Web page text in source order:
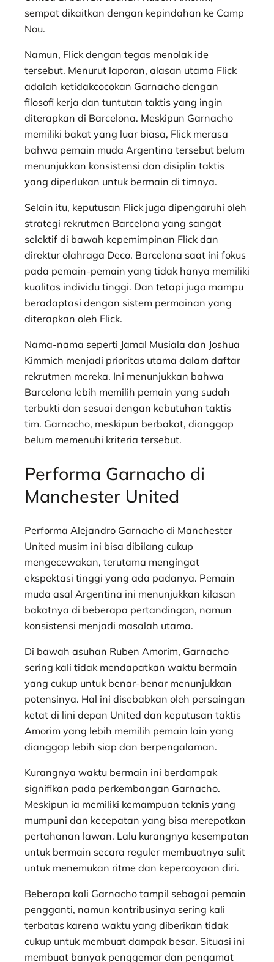
sempat dikaitkan dengan kepindahan ke Camp
Nou.
Namun, Flick dengan tegas menolak ide
tersebut. Menurut laporan, alasan utama Flick
adalah ketidakcocokan Garnacho dengan
filosofi kerja dan tuntutan taktis yang ingin
diterapkan di Barcelona. Meskipun Garnacho
memiliki bakat yang luar biasa, Flick merasa
bahwa pemain muda Argentina tersebut belum
menunjukkan konsistensi dan disiplin taktis
yang diperlukan untuk bermain di timnya.
Selain itu, keputusan Flick juga dipengaruhi oleh
strategi rekrutmen Barcelona yang sangat
selektif di bawah kepemimpinan Flick dan
direktur olahraga Deco. Barcelona saat ini fokus
pada pemain-pemain yang tidak hanya memiliki
kualitas individu tinggi. Dan tetapi juga mampu
beradaptasi dengan sistem permainan yang
diterapkan oleh Flick.
Nama-nama seperti Jamal Musiala dan Joshua
Kimmich menjadi prioritas utama dalam daftar
rekrutmen mereka. Ini menunjukkan bahwa
Barcelona lebih memilih pemain yang sudah
terbukti dan sesuai dengan kebutuhan taktis
tim. Garnacho, meskipun berbakat, dianggap
belum memenuhi kriteria tersebut.
Performa Garnacho di
Manchester United
Performa Alejandro Garnacho di Manchester
United musim ini bisa dibilang cukup
mengecewakan, terutama mengingat
ekspektasi tinggi yang ada padanya. Pemain
muda asal Argentina ini menunjukkan kilasan
bakatnya di beberapa pertandingan, namun
konsistensi menjadi masalah utama.
Di bawah asuhan Ruben Amorim, Garnacho
sering kali tidak mendapatkan waktu bermain
yang cukup untuk benar-benar menunjukkan
potensinya. Hal ini disebabkan oleh persaingan
ketat di lini depan United dan keputusan taktis
Amorim yang lebih memilih pemain lain yang
dianggap lebih siap dan berpengalaman.
Kurangnya waktu bermain ini berdampak
signifikan pada perkembangan Garnacho.
Meskipun ia memiliki kemampuan teknis yang
mumpuni dan kecepatan yang bisa merepotkan
pertahanan lawan. Lalu kurangnya kesempatan
untuk bermain secara reguler membuatnya sulit
untuk menemukan ritme dan kepercayaan diri.
Beberapa kali Garnacho tampil sebagai pemain
pengganti, namun kontribusinya sering kali
terbatas karena waktu yang diberikan tidak
cukup untuk membuat dampak besar. Situasi ini
membuat banyak penggemar dan pengamat